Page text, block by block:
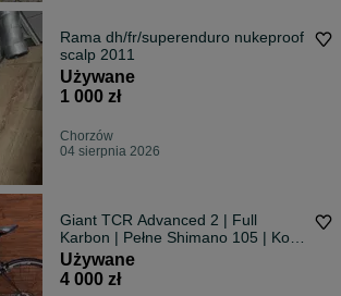
Rama dh/fr/superenduro nukeproof
scalp 2011
Używane
1 000 zł
Chorzów
04 sierpnia 2026
Giant TCR Advanced 2 | Full
Karbon | Pełne Shimano 105 | Koła
DT Swiss PR1600 | Pomiar Mocy
INPEAK
Używane
4 000 zł